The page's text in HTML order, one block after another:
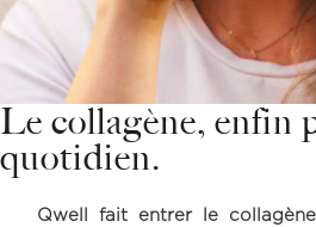
Le collagène, enfin
quotidien.
Qwell fait entrer le